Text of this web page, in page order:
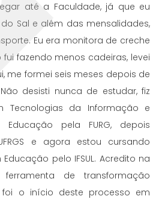
até a Faculdade, já que eu
Sal e além das mensalidades,
Eu era monitora de creche
fazendo menos cadeiras, levei
me formei seis meses depois de
desisti nunca de estudar, fiz
Tecnologias da Informação e
pela FURG, depois
e agora estou cursando
pelo IFSUL. Acredito na
de transformação
o início deste processo em